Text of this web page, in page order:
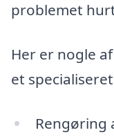
problemet
Her er nogle
et
Rengøring